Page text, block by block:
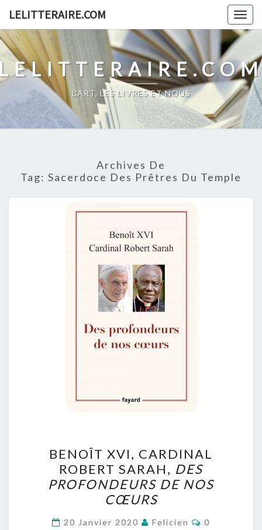
content
LELITTERAIRE.COM
L'ART, LES LIVRES ET NOUS
Archives De
Tag: Sacerdoce Des Prêtres Du Temple
XVI,
CARDINAL
ROBERT
SARAH,
DES
BENOÎT XVI, CARDINAL
ROBERT SARAH, DES
PROFONDEURS DE NOS
CŒURS
20 Janvier 2020 Felicien
0